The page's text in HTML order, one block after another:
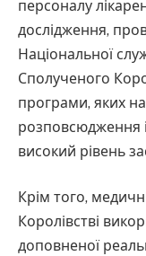
персоналу
дослідження,
Національної
Сполученого
програми, яких
розповсюдження
високий рівень
Крім того,
Королівстві
доповненої